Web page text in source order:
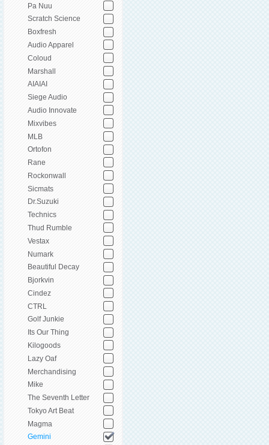
Pa Nuu
Scratch Science
Boxfresh
Audio Apparel
Coloud
Marshall
AIAIAI
Siege Audio
Audio Innovate
Mixvibes
MLB
Ortofon
Rane
Rockonwall
Sicmats
Dr.Suzuki
Technics
Thud Rumble
Vestax
Numark
Beautiful Decay
Bjorkvin
Cindez
CTRL
Golf Junkie
Its Our Thing
Kilogoods
Lazy Oaf
Merchandising
Mike
The Seventh Letter
Tokyo Art Beat
Magma
Gemini